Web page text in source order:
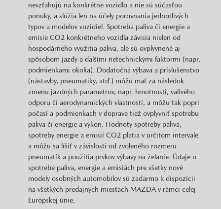
nevzťahujú na konkrétne vozidlo a nie sú súčasťou
ponuky, a slúžia len na účely porovnania jednotlivých
typov a modelov vozidiel. Spotreba paliva či energie a
emisie CO2 konkrétneho vozidla závisia nielen od
hospodárneho využitia paliva, ale sú ovplyvnené aj
spôsobom jazdy a ďalšími netechnickými faktormi (napr.
podmienkami okolia). Dodatočná výbava a príslušenstvo
(nástavby, pneumatiky, atď.) môžu mať za následok
zmenu jazdných parametrov, napr. hmotnosti, valivého
odporu či aerodynamických vlastností, a môžu tak popri
počasí a podmienkach v doprave tiež ovplyvniť spotrebu
paliva či energie a výkon. Hodnoty spotreby paliva,
spotreby energie a emisií CO2 platia v určitom intervale
a môžu sa líšiť v závislosti od zvoleného rozmeru
pneumatík a použitia prvkov výbavy na želanie. Údaje o
spotrebe paliva, energie a emisiách pre všetky nové
modely osobných automobilov sú zadarmo k dispozícii
na všetkých predajných miestach MAZDA v rámci celej
Európskej únie.